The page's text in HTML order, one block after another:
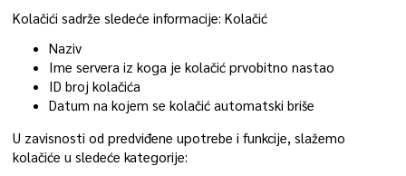
Kolačići sadrže sledeće informacije: Kolačić
Naziv
Ime servera iz koga je kolačić prvobitno nastao
ID broj kolačića
Datum na kojem se kolačić automatski briše
U zavisnosti od predviđene upotrebe i funkcije, slažemo
kolačiće u sledeće kategorije: